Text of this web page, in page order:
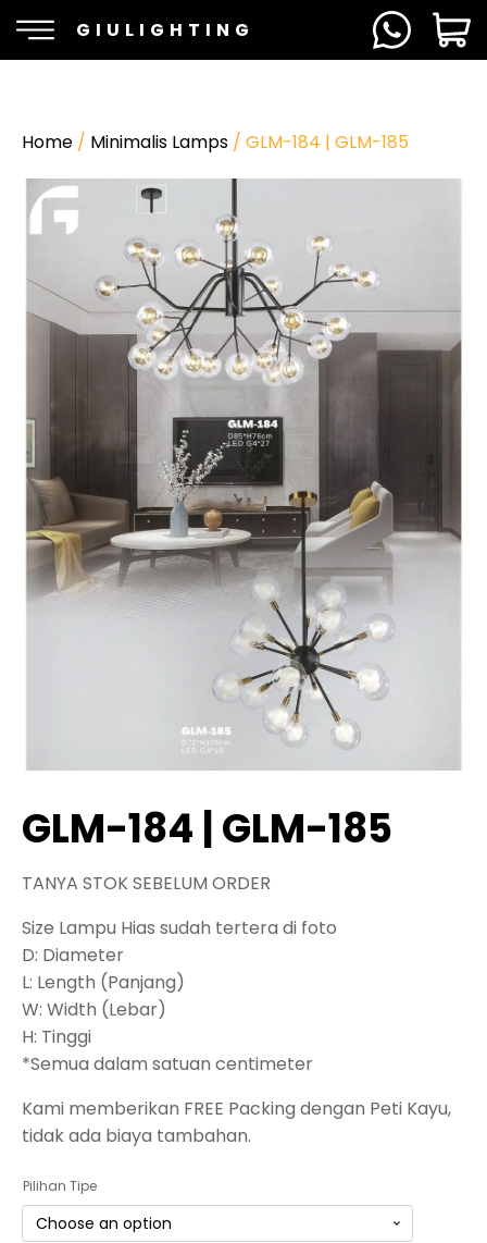
GIULIGHTING
Home / Minimalis Lamps / GLM-184 | GLM-185
GLM-184 | GLM-185
TANYA STOK SEBELUM ORDER
Size Lampu Hias sudah tertera di foto
D: Diameter
L: Length (Panjang)
W: Width (Lebar)
H: Tinggi
*Semua dalam satuan centimeter
Kami memberikan FREE Packing dengan Peti Kayu,
tidak ada biaya tambahan.
Pilihan Tipe